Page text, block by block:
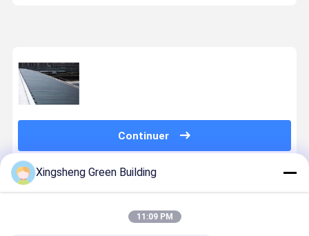
Continuer
Produits Recommandés
Xingsheng Green Building
11:09 PM